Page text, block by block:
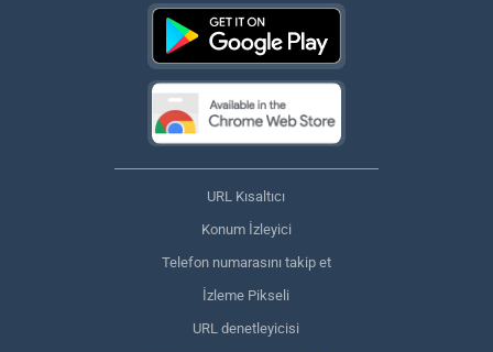
URL Kısaltıcı
Konum İzleyici
Telefon numarasını takip et
İzleme Pikseli
URL denetleyicisi